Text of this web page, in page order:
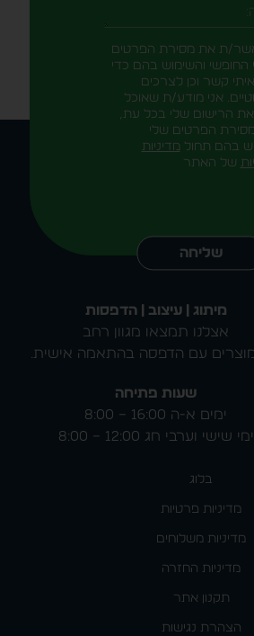
ת את מסירת הפרטים
החופשי והשימוש בהם כדי
קשר וכן לצרכים
אני מודע/ת שאוכל
הרישום שלי בכל עת,
הפרטים שלי
בהם תחול מדיניות
של האתר
שליחה
מיתוג | עיצוב | הדפסות
אצלנו תמצאו מגוון רחב
עם הדפסה בהתאמה אישית.
שעות פתיחה
ימים א-ה 16:00 – 8:00
ימי שישי וערבי חג 12:00 – 8:00
בלוג
מדיניות פרטיות
מדיניות משלוחים
מדיניות החזרה
תקנון אתר
הצהרת נגישות